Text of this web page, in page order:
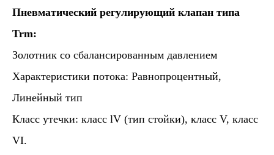
Пневматический регулирующий клапан типа
Trm:
Золотник со сбалансированным давлением
Характеристики потока: Равнопроцентный,
Линейный тип
Класс утечки: класс lV (тип стойки), класс V, класс
VI.